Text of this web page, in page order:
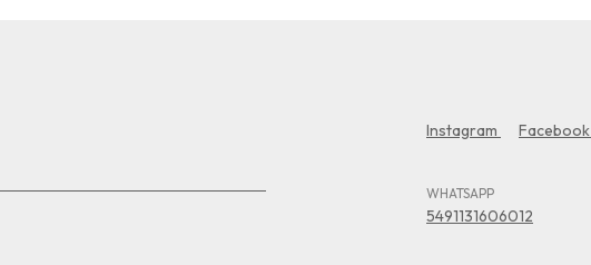
Instagram Facebook
WHATSAPP
5491131606012